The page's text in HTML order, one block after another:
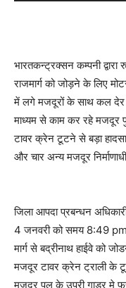
भारतकन्ट्रक्सन कम्पनी
राजमार्ग को जोड़ने के लिए
में लगे मजदूरों के साथ कल देर
माध्यम से काम कर रहे
टावर क्रेन टूटने से बड़ा
और चार अन्य मजदूर
जिला आपदा प्रबन्धन
4 जनवरी को समय 8:49 pm
मार्ग से बद्रीनाथ हाईवे को
मजदूर टावर क्रेन ट्राली के
मजदूर पुल के उपरी गाडर मे